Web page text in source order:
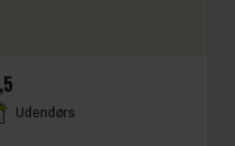
Udendørs